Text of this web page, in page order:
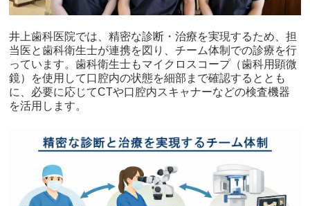
井上歯科医院では、精密な診断・治療を実現するため、担
当医と歯科衛生士が連携を図り、チーム体制での診療を行
っています。歯科衛生士もマイクロスコープ（歯科用顕微
鏡）を使用して口腔内の状態を細部まで確認するととも
に、必要に応じてCTや口腔内スキャナーなどの検査機器
を活用します。